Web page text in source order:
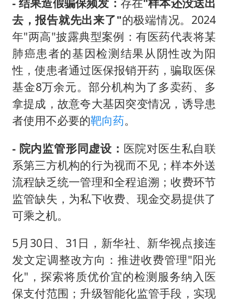
- 结果造假骗保频发： 存在"样本还没送出
去，报告就先出来了"的极端情况。2024
年"两高"披露典型案例：有医药代表将某
肺癌患者的基因检测结果从阴性改为阳
性，使患者通过医保报销开药，骗取医保
基金8万余元。部分机构为了多卖药、多
拿提成，故意夸大基因突变情况，诱导患
者使用不必要的靶向药。
- 院内监管形同虚设： 医院对医生私自联
系第三方机构的行为视而不见；样本外送
流程缺乏统一管理和全程追溯；收费环节
监管缺失，为私下收费、现金交易提供了
可乘之机。
5月30日、31日，新华社、新华视点接连
发文定调整改方向：推进收费管理"阳光
化"，探索将质优价宜的检测服务纳入医
保支付范围；升级智能化监管手段，实现